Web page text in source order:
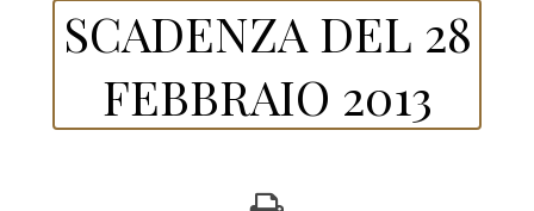
SCADENZA DEL 28
FEBBRAIO 2013